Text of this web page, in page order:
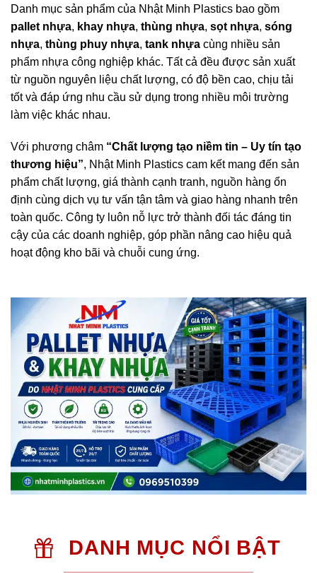
Danh mục sản phẩm của Nhật Minh Plastics bao gồm
pallet nhựa, khay nhựa, thùng nhựa, sọt nhựa, sóng
nhựa, thùng phuy nhựa, tank nhựa cùng nhiều sản
phẩm nhựa công nghiệp khác. Tất cả đều được sản xuất
từ nguồn nguyên liệu chất lượng, có độ bền cao, chịu tải
tốt và đáp ứng nhu cầu sử dụng trong nhiều môi trường
làm việc khác nhau.
Với phương châm “Chất lượng tạo niềm tin – Uy tín tạo
thương hiệu”, Nhật Minh Plastics cam kết mang đến sản
phẩm chất lượng, giá thành cạnh tranh, nguồn hàng ổn
định cùng dịch vụ tư vấn tận tâm và giao hàng nhanh trên
toàn quốc. Công ty luôn nỗ lực trở thành đối tác đáng tin
cậy của các doanh nghiệp, góp phần nâng cao hiệu quả
hoạt động kho bãi và chuỗi cung ứng.
DANH MỤC NỔI BẬT